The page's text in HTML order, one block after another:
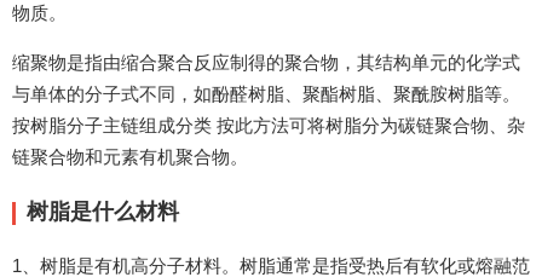
物质。
缩聚物是指由缩合聚合反应制得的聚合物，其结构单元的化学式
与单体的分子式不同，如酚醛树脂、聚酯树脂、聚酰胺树脂等。
按树脂分子主链组成分类 按此方法可将树脂分为碳链聚合物、杂
链聚合物和元素有机聚合物。
树脂是什么材料
1、树脂是有机高分子材料。树脂通常是指受热后有软化或熔融范